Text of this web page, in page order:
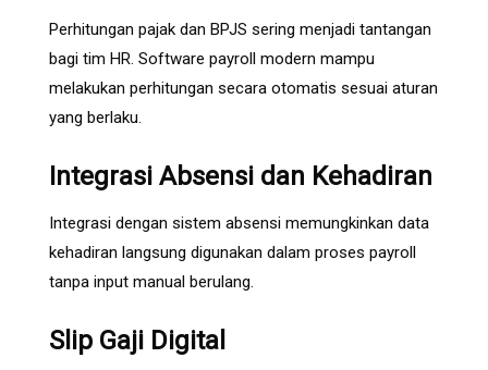
Perhitungan pajak dan BPJS sering menjadi tantangan
bagi tim HR. Software payroll modern mampu
melakukan perhitungan secara otomatis sesuai aturan
yang berlaku.
Integrasi Absensi dan Kehadiran
Integrasi dengan sistem absensi memungkinkan data
kehadiran langsung digunakan dalam proses payroll
tanpa input manual berulang.
Slip Gaji Digital